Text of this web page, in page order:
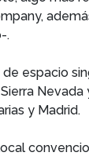
.
espacio
y Madrid.